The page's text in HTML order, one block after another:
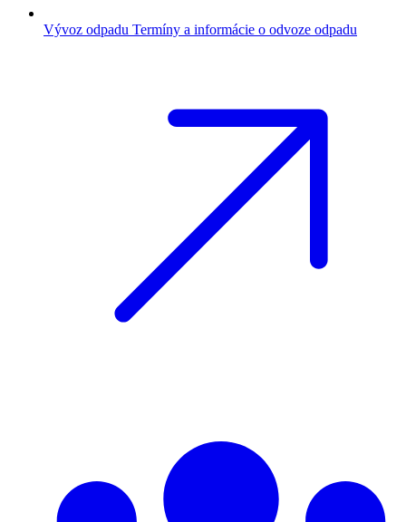
Vývoz odpadu Termíny a informácie o odvoze odpadu